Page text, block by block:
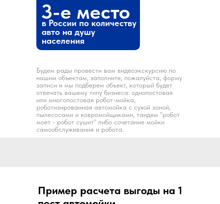
Будем рады провести вам видеоэкскурсию по
нашим объектам, заполните, пожалуйста, форму
записи и мы подберем объект, который будет
отвечать вашему типу бизнеса: однопостовая
или многопостовая робот-мойка,
роботизированная автомойка с сухой зоной,
пылесосами и ковромойщиками, тандем "робот
моет - робот сушит" либо сочетание мойки
самообслуживания и робота.
в России по количеству
авто на душу
населения
3-е место
Пример расчета выгоды на 1